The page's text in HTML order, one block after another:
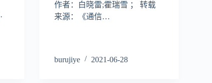
作者：白晓雷;霍瑞雪 ； 转载
来源：《通信…
burujiye 2021-06-28